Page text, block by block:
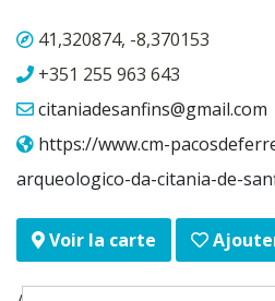
41,320874, -8,370153
+351 255 963 643
citaniadesanfins@gmail.com
https://www.cm-
arqueologico-da-citania-de-
Voir la carte